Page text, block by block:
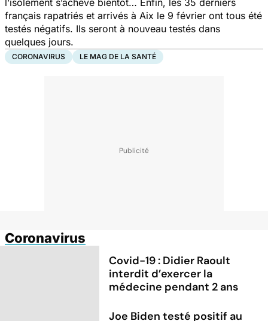
français rapatriés et arrivés à Aix le 9 février ont tous été
testés négatifs. Ils seront à nouveau testés dans
quelques jours.
CORONAVIRUS LE MAG DE LA SANTÉ
Coronavirus
Covid-19 : Didier Raoult
interdit d’exercer la
médecine pendant 2 ans
Joe Biden testé positif au